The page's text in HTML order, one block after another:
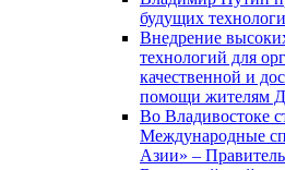
будущих
Внедрение
технологий для
качественной и
помощи жителям
Во Владивостоке
Международные
Азии» –